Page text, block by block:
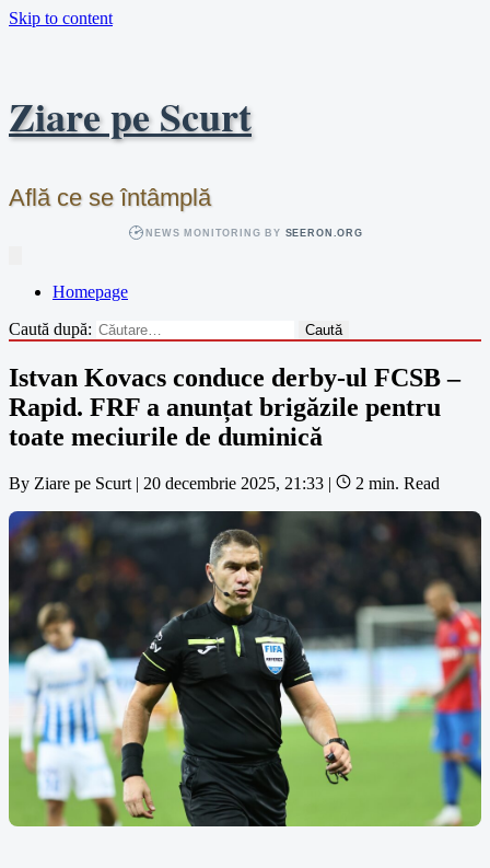
Skip to content
Ziare pe Scurt
Află ce se întâmplă
NEWS MONITORING BY SEERON.ORG
Homepage
Caută după:
Istvan Kovacs conduce derby-ul FCSB –
Rapid. FRF a anunțat brigăzile pentru
toate meciurile de duminică
By Ziare pe Scurt | 20 decembrie 2025, 21:33 | 2 min. Read